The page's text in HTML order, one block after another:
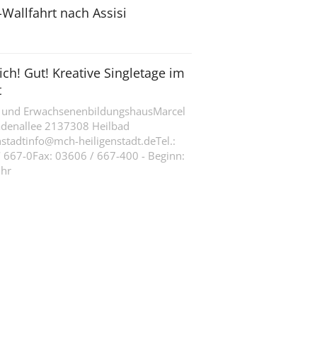
nach Assisi
Gut! Kreative Singletage im
und ErwachsenenbildungshausMarcel
2137308 Heilbad
heiligenstadt.deTel.:
0Fax: 03606 / 667-400 - Beginn: